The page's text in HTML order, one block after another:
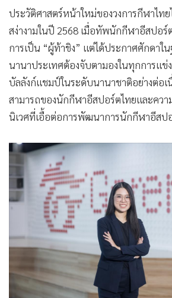
• ต่างประเทศ
• Special Scoop
• เศรษฐกิจ-ธุรกิจ
• จีน
• ชุมชน-คุณภาพชีวิต
• อาชญากรรม
• Motoring
• เกม
วิทยาศาสตร์
• SMEs
• หุ้น
อินโดจีน
กองทุนรวม
• Celeb Online
Factcheck
ญี่ปุ่น
ประวัติศาสตร์หน้าใหม่ของวงการกีฬาไทย
สง่างามในปี 2568 เมื่อทัพนักกีฬาอีสปอร์
การเป็น “ผู้ท้าชิง” แต่ได้ประกาศศักดาใน
นานาประเทศต้องจับตามองในทุกการแข่
บัลลังก์แชมป์ในระดับนานาชาติอย่างต่อเนื่
นิเวศที่เอื้อต่อการพัฒนาการนักกีฬาอีสปอ